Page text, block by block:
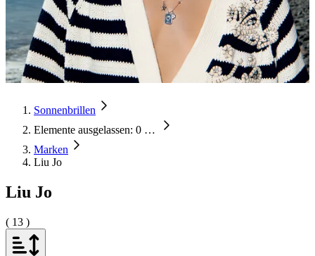
Sonnenbrillen
Elemente ausgelassen: 0 …
Marken
Liu Jo
Liu Jo
( 13 )